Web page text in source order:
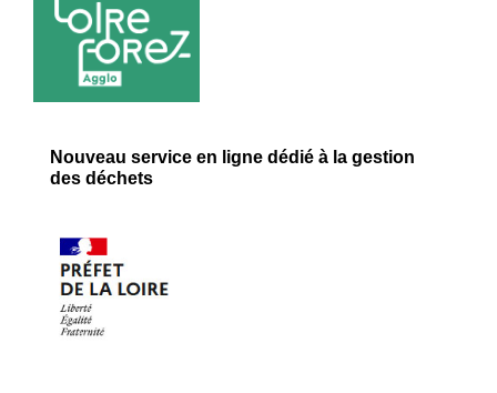
Nouveau service en ligne dédié à la gestion
des déchets